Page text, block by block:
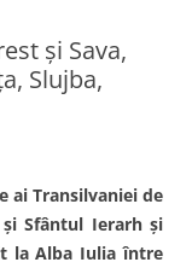
şi Sava,
Slujba,
ai Transilvaniei de
Sfântul Ierarh şi
la Alba Iulia între